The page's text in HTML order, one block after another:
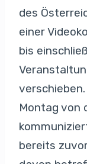
des
einer
bis
Montag von
bereits